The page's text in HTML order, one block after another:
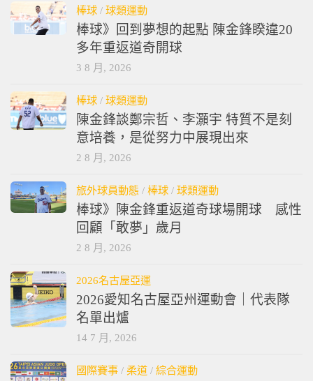
棒球 / 球類運動
棒球》回到夢想的起點 陳金鋒睽違20
多年重返道奇開球
3 8 月, 2026
棒球 / 球類運動
陳金鋒談鄭宗哲、李灝宇 特質不是刻
意培養，是從努力中展現出來
2 8 月, 2026
旅外球員動態 / 棒球 / 球類運動
棒球》陳金鋒重返道奇球場開球 感性
回顧「敢夢」歲月
2 8 月, 2026
2026名古屋亞運
2026愛知名古屋亞州運動會｜代表隊
名單出爐
14 7 月, 2026
國際賽事 / 柔道 / 綜合運動